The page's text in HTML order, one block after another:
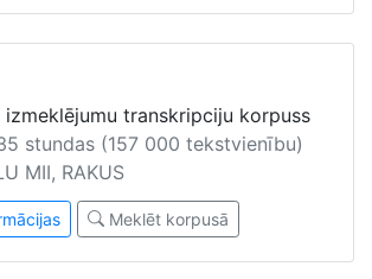
izmeklējumu transkripciju korpuss
stundas (157 000 tekstvienību)
MII, RAKUS
Meklēt korpusā